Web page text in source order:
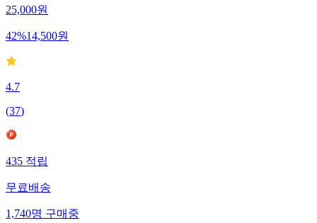
25,000원
42%14,500원
4.7
(37)
435적립
무료배송
1,740명구매중